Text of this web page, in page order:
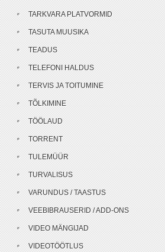
TARKVARA PLATVORMID
TASUTA MUUSIKA
TEADUS
TELEFONI HALDUS
TERVIS JA TOITUMINE
TÕLKIMINE
TÖÖLAUD
TORRENT
TULEMÜÜR
TURVALISUS
VARUNDUS / TAASTUS
VEEBIBRAUSERID / ADD-ONS
VIDEO MÄNGIJAD
VIDEOTÖÖTLUS